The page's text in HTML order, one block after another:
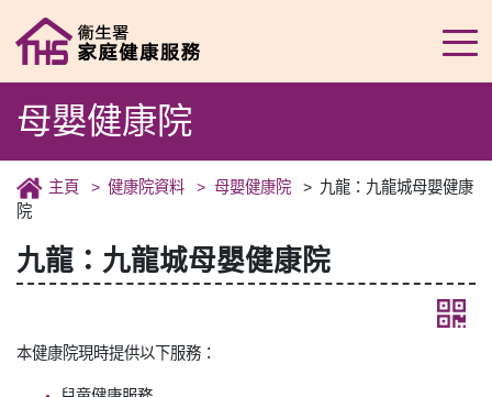
母嬰健康院
主頁 健康院資料 母嬰健康院
九龍：九龍城母嬰健康
院
九龍：九龍城母嬰健康院
本健康院現時提供以下服務：